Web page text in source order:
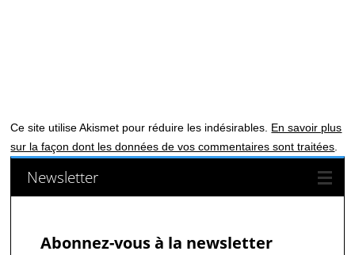
Ce site utilise Akismet pour réduire les indésirables. En savoir plus
sur la façon dont les données de vos commentaires sont traitées
Newsletter
Abonnez-vous à la newsletter